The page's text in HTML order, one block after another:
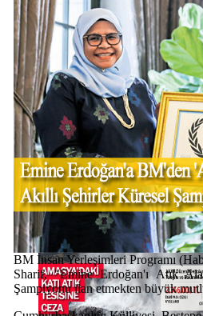
Haberi Oku
Haberi Oku
BM İnsan Yerleşimleri Programı
Sharif, "Emine Erdoğan'ı Atık
Şampiyonu ilan etmekten büyük